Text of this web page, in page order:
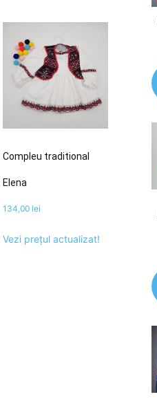
Compleu traditional
Elena
134,00 lei
Vezi prețul actualizat!